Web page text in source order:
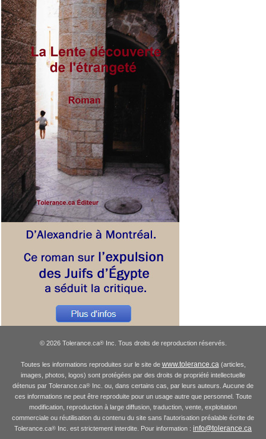
© 2026 Tolerance.ca®Inc. Tous droits de reproduction réservés.
Toutes les informations reproduites sur le site de www.tolerance.ca (articles,
images, photos, logos) sont protégées par des droits de propriété intellectuelle
détenus par Tolerance.ca® Inc. ou, dans certains cas, par leurs auteurs. Aucune de
ces informations ne peut être reproduite pour un usage autre que personnel. Toute
modification, reproduction à large diffusion, traduction, vente, exploitation
commerciale ou réutilisation du contenu du site sans l'autorisation préalable écrite de
Tolerance.ca® Inc. est strictement interdite. Pour information : info@tolerance.ca